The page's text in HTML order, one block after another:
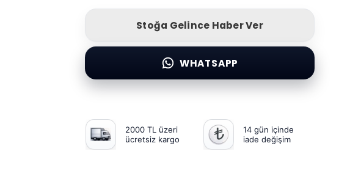
Stoğa Gelince Haber Ver
WHATSAPP
2000 TL üzeri
ücretsiz kargo
14 gün içinde
iade değişim